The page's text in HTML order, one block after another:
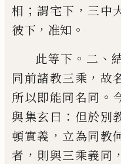
相 ； 謂宅下 ， 三中
彼下 ， 准知 。
此等下 。 二 、
同前諸教三乘 ， 故
所以即能同名同 。
與集玄曰 ： 但於別
頓實義 ， 立為同教
者 ， 則與三乘義同 ，